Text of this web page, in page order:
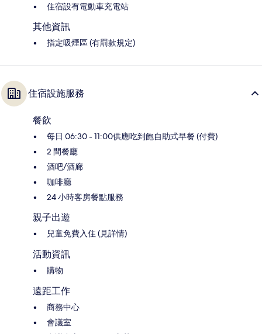
住宿設有電動車充電站
其他資訊
指定吸煙區 (有罰款規定)
住宿設施服務
餐飲
每日 06:30 - 11:00供應吃到飽自助式早餐 (付費)
2 間餐廳
酒吧/酒廊
咖啡廳
24 小時客房餐點服務
親子出遊
兒童免費入住 (見詳情)
活動資訊
購物
遠距工作
商務中心
會議室